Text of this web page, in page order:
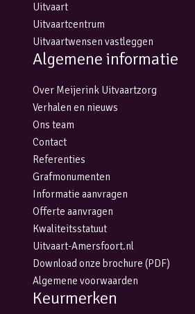
Uitvaart
Uitvaartcentrum
Uitvaartwensen vastleggen
Algemene informatie
Over Meijerink Uitvaartzorg
Verhalen en nieuws
Ons team
Contact
Referenties
Grafmonumenten
Informatie aanvragen
Offerte aanvragen
Kwaliteitsstatuut
Uitvaart-Amersfoort.nl
Download onze brochure (PDF)
Algemene voorwaarden
Keurmerken